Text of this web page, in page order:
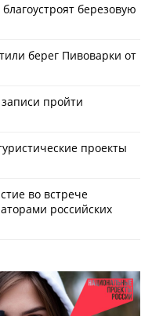
березовую
берег Пивоварки от
пройти
проекты
во встрече
российских